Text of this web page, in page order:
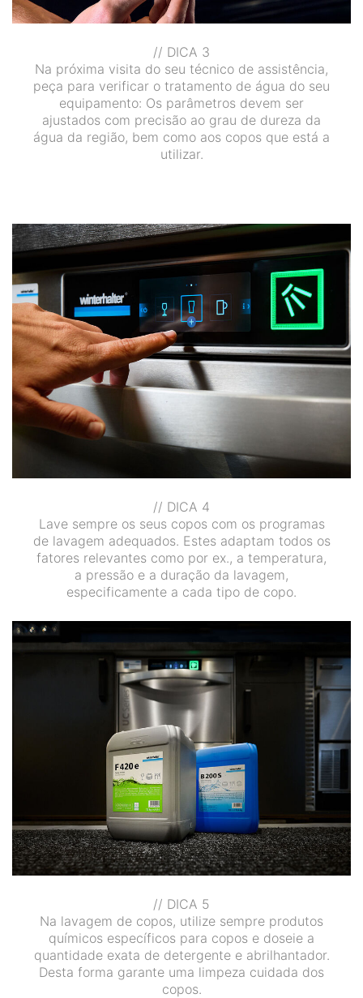
// DICA 3
Na próxima visita do seu técnico de assistência,
peça para verificar o tratamento de água do seu
equipamento: Os parâmetros devem ser
ajustados com precisão ao grau de dureza da
água da região, bem como aos copos que está a
utilizar.
// DICA 4
Lave sempre os seus copos com os programas
de lavagem adequados. Estes adaptam todos os
fatores relevantes como por ex., a temperatura,
a pressão e a duração da lavagem,
especificamente a cada tipo de copo.
// DICA 5
Na lavagem de copos, utilize sempre produtos
químicos específicos para copos e doseie a
quantidade exata de detergente e abrilhantador.
Desta forma garante uma limpeza cuidada dos
copos.